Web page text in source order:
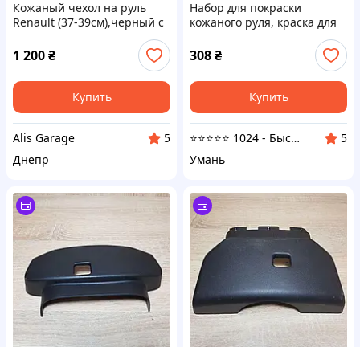
Кожаный чехол на руль
Renault (37-39см),черный с
1 200₴
Купить
Alis Garage
5
Днепр
Набор для покраски
кожаного руля, краска для
руля черная, жидкая кожа
308₴
Купить
⭐⭐⭐⭐⭐ 1024 - Быстрая отправка в день заказа
5
Умань